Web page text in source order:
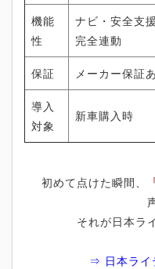
機能
性
ナビ・安全支
完全連動
保証 メーカー保証
導入
対象
新車購入時
初めて点けた瞬間、
それが日本ラ
⇒ 日本ライ